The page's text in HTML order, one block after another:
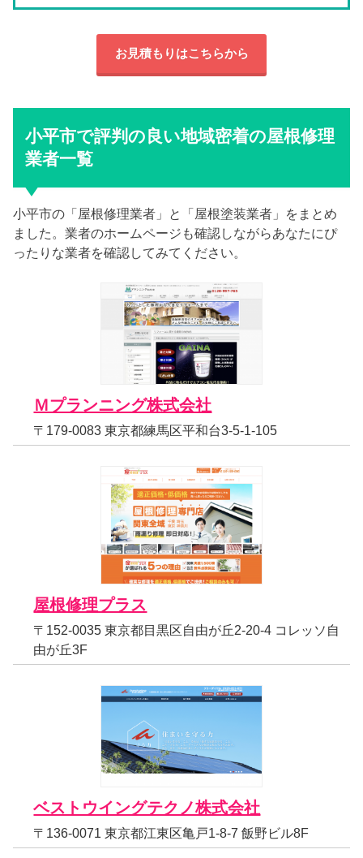
お見積もりはこちらから
小平市で評判の良い地域密着の屋根修理
業者一覧
小平市の「屋根修理業者」と「屋根塗装業者」をまとめ
ました。業者のホームページも確認しながらあなたにぴ
ったりな業者を確認してみてください。
Ｍプランニング株式会社
〒179-0083 東京都練馬区平和台3-5-1-105
屋根修理プラス
〒152-0035 東京都目黒区自由が丘2-20-4 コレッソ自
由が丘3F
ベストウイングテクノ株式会社
〒136-0071 東京都江東区亀戸1-8-7 飯野ビル8F